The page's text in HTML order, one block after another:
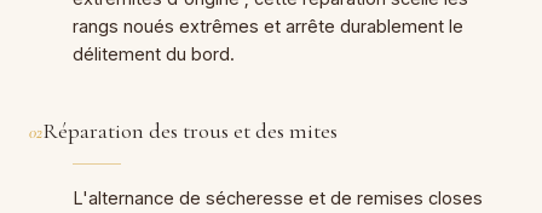
rangs noués extrêmes et arrête durablement le
délitement du bord.
02Réparation des trous et des mites
L'alternance de sécheresse et de remises closes